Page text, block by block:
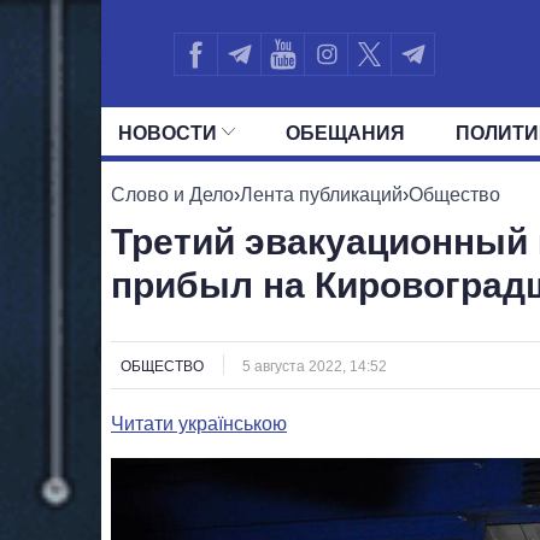
НОВОСТИ ОБЕЩАНИЯ
ВСЕ ПОЛИТИКИ ПРЕЗИДЕНТ И
Слово и Дело›Лента публикаций›Общество
Третий эвакуационный
прибыл на
ОБЩЕСТВО 5 августа 2022, 14:52
Читати українською